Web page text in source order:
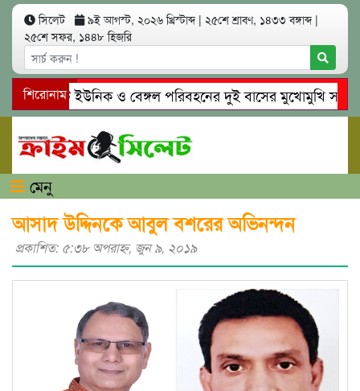
সিলেট ৯ই আগস্ট, ২০২৬ খ্রিস্টাব্দ | ২৫শে শ্রাবণ, ১৪৩৩ বঙ্গাব্দ |
২৫শে সফর, ১৪৪৮ হিজরি
শিরোনাম
সিলেটে ইউনিক ও বেঙ্গল পরিবহনের দুই বাসের মুখোমুখি
গোয়াইনঘাটে প্রেমের ফাঁদে তরুণী পাচার: মাদকাসক্ত রিমালকে
মেনু
আসাদ উদ্দিনকে আবুল বশরের অভিনন্দন
প্রকাশিত: ৫:৩৮ অপরাহ্ণ, জুন ৯, ২০১৯